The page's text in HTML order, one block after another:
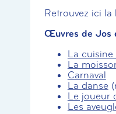
Retrouvez ici
Œuvres de Jos
La cuisine
La
Carnaval
La danse
Le joueur
Les